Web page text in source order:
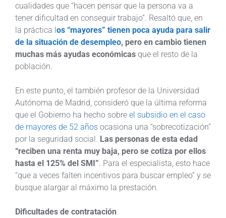
cualidades que “hacen pensar que la persona va a
tener dificultad en conseguir trabajo”. Resaltó que, en
la práctica los “mayores” tienen poca ayuda para salir
de la situación de desempleo, pero en cambio tienen
muchas más ayudas económicas que el resto de la
población.
En este punto, el también profesor de la Universidad
Autónoma de Madrid, consideró que la última reforma
que el Gobierno ha hecho sobre el subsidio en el caso
de mayores de 52 años ocasiona una “sobrecotización”
por la seguridad social. Las personas de esta edad
“reciben una renta muy baja, pero se cotiza por ellos
hasta el 125% del SMI”. Para el especialista, esto hace
“que a veces falten incentivos para buscar empleo” y se
busque alargar al máximo la prestación.
Dificultades de contratación